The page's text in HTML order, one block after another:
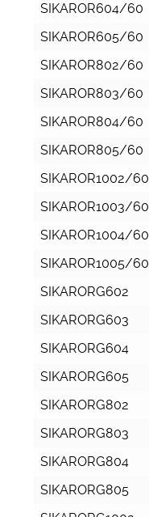
SIKAROR604/60
SIKAROR605/60
SIKAROR802/60
SIKAROR803/60
SIKAROR804/60
SIKAROR805/60
SIKAROR1002/60
SIKAROR1003/60
SIKAROR1004/60
SIKAROR1005/60
SIKARORG602
SIKARORG603
SIKARORG604
SIKARORG605
SIKARORG802
SIKARORG803
SIKARORG804
SIKARORG805